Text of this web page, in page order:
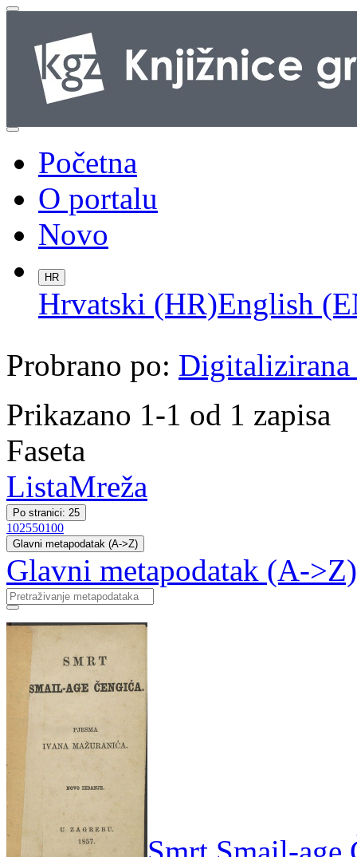
Početna
O portalu
Novo
HR
Hrvatski (HR)English
Probrano po: Digitalizirana
Prikazano 1-1 od 1 zapisa
Faseta
ListaMreža
Po stranici: 25
102550100
Glavni metapodatak (A->Z)
Glavni metapodatak (A->Z)